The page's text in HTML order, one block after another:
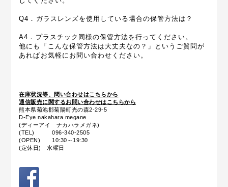
Q4．ガラスレンズを使用している場合の保管方法は？
A4．プラスチック同様の保管方法を行ってください。
他にも「こんな保管方法は大丈夫なの？」というご質問が
あればお気軽にお問い合わせください。
在庫状況等、問い合わせはこちらから
通信販売に関するお問い合わせはこちらから
熊本県菊池郡菊陽町光の森2-29-5
D-Eye nakahara megane
(ディーアイ ナカハラメガネ)
(TEL) 096-340-2505
(OPEN) 10:30～19:30
(定休日) 水曜日